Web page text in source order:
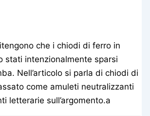
che i chiodi di ferro in
stati intenzionalmente sparsi
Nell’articolo si parla di chiodi di
come amuleti neutralizzanti
letterarie sull’argomento.a